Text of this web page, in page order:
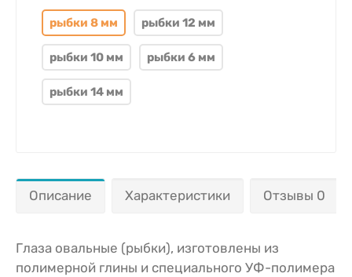
рыбки 8 мм рыбки 12 мм
рыбки 10 мм рыбки 6 мм
рыбки 14 мм
Описание Характеристики Отзывы 0
Глаза овальные (рыбки), изготовлены из
полимерной глины и специального УФ-полимера